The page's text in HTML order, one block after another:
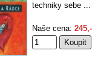
techniky sebe ...
Naše cena: